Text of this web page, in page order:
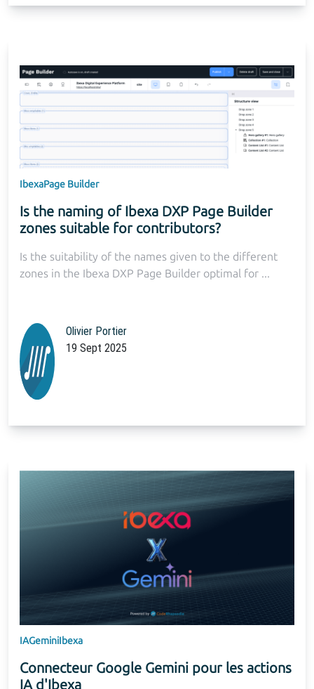
IbexaPage Builder
Is the naming of Ibexa DXP Page Builder
zones suitable for contributors?
Is the suitability of the names given to the different
zones in the Ibexa DXP Page Builder optimal for ...
Olivier Portier
19 Sept 2025
IAGeminiIbexa
Connecteur Google Gemini pour les actions
IA d'Ibexa